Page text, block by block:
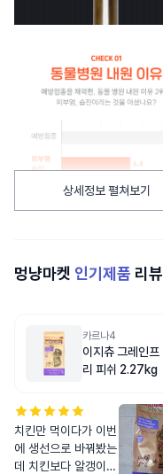
상세정보 펼쳐보기
멍냥마켓 인기제품 리뷰
카르나4
이지츄 그레인프
리 피쉬 2.27kg
치킨만 먹이다가 이번
에 생선으로 바꿔봤는
데 치킨보다 알갱이도